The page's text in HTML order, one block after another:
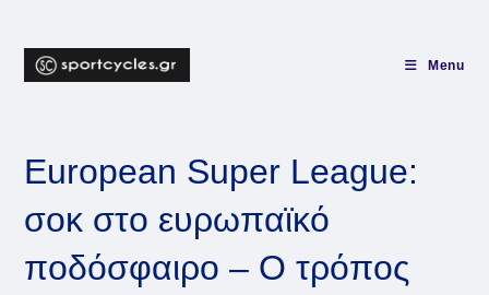
content
Menu
European Super League:
σοκ στο ευρωπαϊκό
ποδόσφαιρο – Ο τρόπος